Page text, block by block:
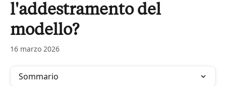
l'addestramento del
modello?
16 marzo 2026
Sommario